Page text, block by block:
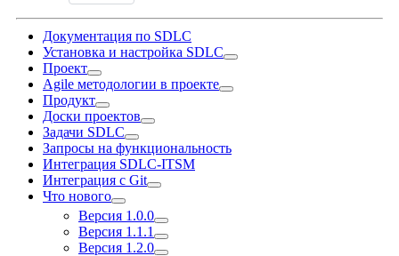
Документация по SDLC
Установка и настройка SDLC
Проект
Agile методологии в проекте
Продукт
Доски проектов
Задачи SDLC
Запросы на функциональность
Интеграция SDLC-ITSM
Интеграция с Git
Что нового
Версия 1.0.0
Версия 1.1.1
Версия 1.2.0